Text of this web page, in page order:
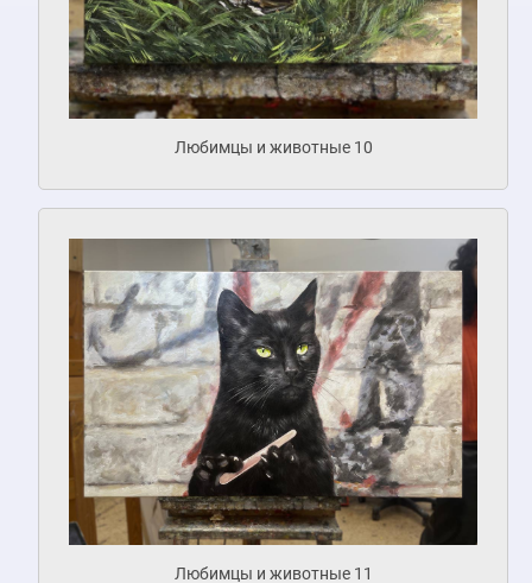
Любимцы и животные 10
Любимцы и животные 11